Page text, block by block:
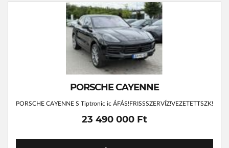
PORSCHE CAYENNE
PORSCHE CAYENNE S Tiptronic ic ÁFÁS!FRISSSZERVÍZ!VEZETETTSZK!
23 490 000 Ft